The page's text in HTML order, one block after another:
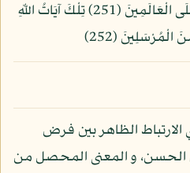
الأَرْضُ وَلَكِنَّ اللّهَ ذُو فَضْلٍ عَلَى الْعَالَمِينَ (251) تِلْكَ آيَاتُ اللّهِ
(252)
الارتباط الظاهر بين فرض
الحسن، و المعنى المحصل من